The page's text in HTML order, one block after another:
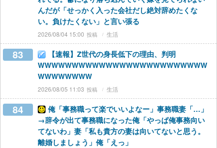
んだが「せっかく入った会社だし絶対辞めたくな
い。負けたくない」と言い張る
2026/08/04 15:00 生活
83
【速報】Z世代の身長低下の理由、判明
WWWWWWWWWWWWWWWWWWWWWWWWW
WWWWWWWW
2026/08/05 11:03 生活
84
俺「事務職って楽でいいよなー」事務職妻「…」
→辞令が出て事務職になった俺「やっぱ俺事務向い
てないわ」妻「私も貴方の妻は向いてないと思う。
離婚しましょう」俺「えっ」